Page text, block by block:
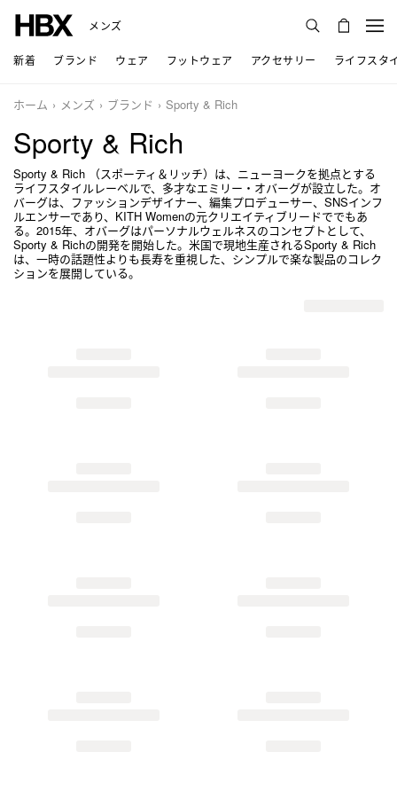
メンズ
新着 ブランド ウェア フットウェア アクセサリー ライフスタ
ホーム メンズ ブランド Sporty & Rich
Sporty & Rich
Sporty & Rich （スポーティ＆リッチ）は、ニューヨークを拠点とする
ライフスタイルレーベルで、多才なエミリー・オバーグが設立した。オ
バーグは、ファッションデザイナー、編集プロデューサー、SNSインフ
ルエンサーであり、KITH Womenの元クリエイティブリードででもあ
る。2015年、オバーグはパーソナルウェルネスのコンセプトとして、
Sporty & Richの開発を開始した。米国で現地生産されるSporty & Rich
は、一時の話題性よりも長寿を重視した、シンプルで楽な製品のコレク
ションを展開している。